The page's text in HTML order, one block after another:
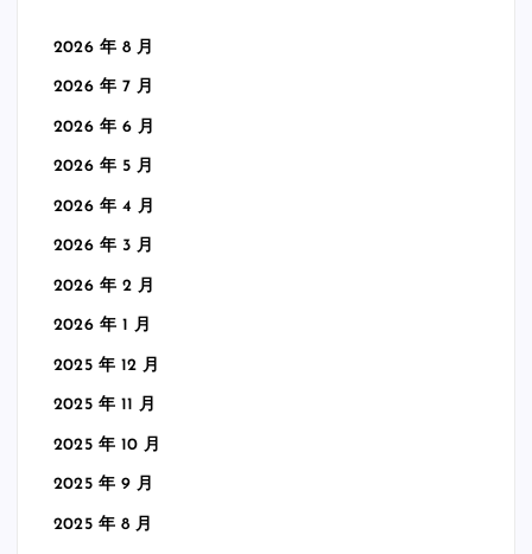
2026 年 8 月
2026 年 7 月
2026 年 6 月
2026 年 5 月
2026 年 4 月
2026 年 3 月
2026 年 2 月
2026 年 1 月
2025 年 12 月
2025 年 11 月
2025 年 10 月
2025 年 9 月
2025 年 8 月